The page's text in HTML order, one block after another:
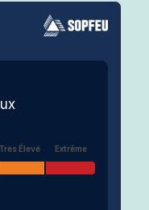
Très Élevé Extrême